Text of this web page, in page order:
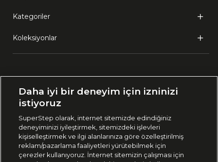
Kategoriler
Koleksiyonlar
🇹🇷 Türkiye
444 37 36
Daha iyi bir deneyim için izninizi
istiyoruz
SuperStep olarak, internet sitemizde edindiğiniz
deneyiminizi iyileştirmek, sitemizdeki işlevleri
kişiselleştirmek ve ilgi alanlarınıza göre özelleştirilmiş
reklam/pazarlama faaliyetleri yürütebilmek için
çerezler kullanıyoruz. İnternet sitemizin çalışması için